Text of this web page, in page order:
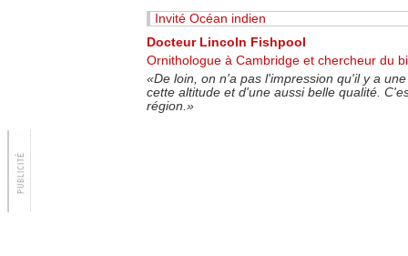
Invité Océan indien
Docteur Lincoln Fishpool
Ornithologue à Cambridge et chercheur du
«De loin, on n'a pas l'impression qu'il y a
cette altitude et d'une aussi belle qualité.
région.»